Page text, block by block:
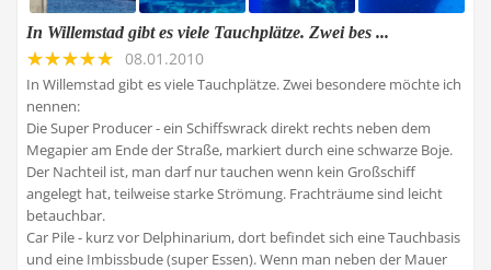
In Willemstad gibt es viele Tauchplätze. Zwei bes ...
08.01.2010
In Willemstad gibt es viele Tauchplätze. Zwei besondere möchte ich
nennen:
Die Super Producer - ein Schiffswrack direkt rechts neben dem
Megapier am Ende der Straße, markiert durch eine schwarze Boje.
Der Nachteil ist, man darf nur tauchen wenn kein Großschiff
angelegt hat, teilweise starke Strömung. Frachträume sind leicht
betauchbar.
Car Pile - kurz vor Delphinarium, dort befindet sich eine Tauchbasis
und eine Imbissbude (super Essen). Wenn man neben der Mauer